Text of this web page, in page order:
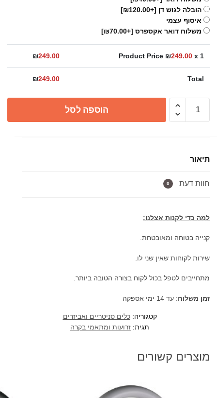
הובלה לגוש דן [+₪120.00]
איסוף עצמי
משלוח דואר אקספרס [+₪70.00]
Product Price ₪249.00 x 1
₪249.00
Total
₪249.00
לראש
20
ס"מ
מט
הוספה לסל
תיאור
חוות דעת 0
למה כדי לקנות אצלנו:
קנייה בטוחה ומאובטחת.
שירות לקוחות שאין שני לו.
מתחייבים לטפל בכול לקוח בצורה הטובה ביותר.
זמן משלוח: עד 14 ימי אספקה
קטגוריה:כלים סניטריים ואביזרים
תגית: זרועות ומתאמי בקרה
מוצרים קשורים